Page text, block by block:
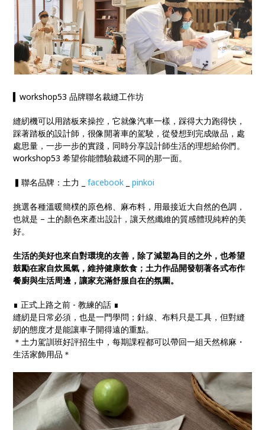
▍workshop53 品牌聯名裁縫工作坊
縫紉機可以用踏板來操控，它就像汽車一樣，踩得大力跑得快，
踩著踏板的設計師，很像開著車的駕駛，從發想到完成做品，處
處思量，一步一步的實踐，同時分享設計師生活的理想給你們。
workshop53 希望你能體驗裁縫不同的那一面。
▍聯名品牌：土力 _facebook _pinkoi
挑選各種溫暖簡樸的原色棉、麻布料，用最接近大自然的色調，
也就是 – 土的顏色來產出設計，讓天然纖維的質感體現純粹的美
好。
生活的美好也來自對環境的友善，除了減塑為目的之外，也希望
鼓勵在家自炊風氣，維持健康飲食；土力作品開發朝著各式布作
餐廚與生活周邊，讓家充滿舒服自在的氛圍。
∎ 正式上路之前 - 教練的話 ∎
縫紉是日常必須，也是一門學問；針線、布料只是工具，但對縫
紉的態度才是能讓車子開得遠的重點。
＊土力駕訓班好評招生中，每期課程都可以帶回一組天然棉麻・
生活家飾用品＊